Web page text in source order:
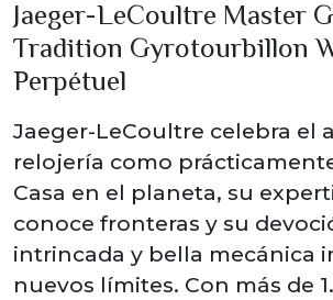
Jaeger-LeCoultre Master
Tradition Gyrotourbillon
Perpétuel
Jaeger-LeCoultre celebra el
relojería como
Casa en el planeta, su
conoce fronteras y su
intrincada y bella mecánica
nuevos límites. Con más de